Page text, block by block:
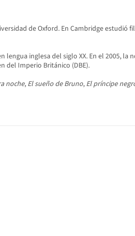
de Oxford. En Cambridge estudió
inglesa del siglo XX. En el 2005, la
del Imperio Británico (DBE).
noche, El sueño de Bruno, El príncipe